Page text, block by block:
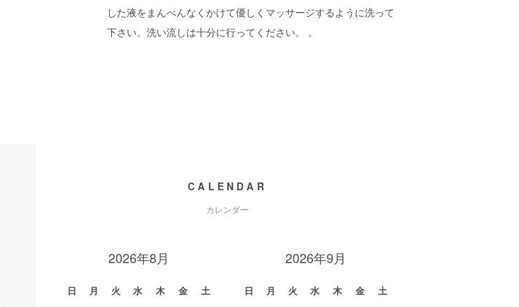
した液をまんべんなくかけて優しくマッサージするように洗って
下さい。洗い流しは十分に行ってください。 。
CALENDAR
カレンダー
2026年8月
日 月 火 水 木 金
土
2026年9月
日 月 火 水 木 金
土